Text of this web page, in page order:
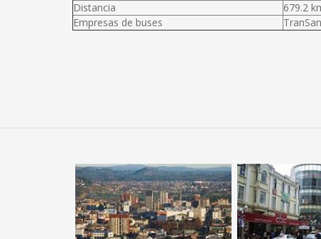
Distancia
679.2
Empresas de buses